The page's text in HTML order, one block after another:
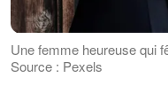
Une femme heureuse qui
Source : Pexels